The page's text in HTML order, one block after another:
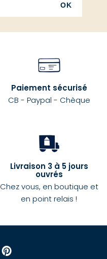
OK
Paiement sécurisé
CB - Paypal - Chèque
Livraison 3 à 5 jours
ouvrés
Chez vous, en boutique et
en point relais !